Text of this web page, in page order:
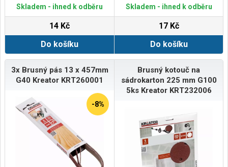
Skladem - ihned k odběru
14 Kč
Do košíku
Skladem - ihned k odběru
17 Kč
Do košíku
3x Brusný pás 13 x 457mm
G40 Kreator KRT260001
-8%
Brusný kotouč na
sádrokarton 225 mm G100
5ks Kreator KRT232006